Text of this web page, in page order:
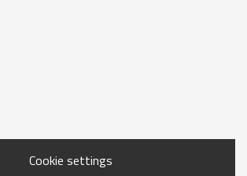
Cookie settings